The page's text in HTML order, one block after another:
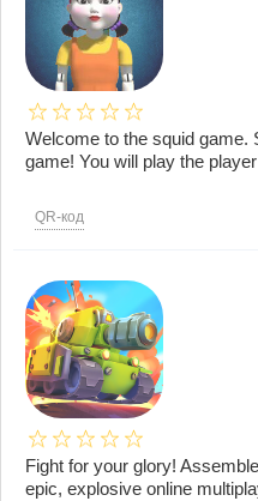
Welcome to the squid game.
game! You will play the
QR-код
Fight for your glory!
epic, explosive online